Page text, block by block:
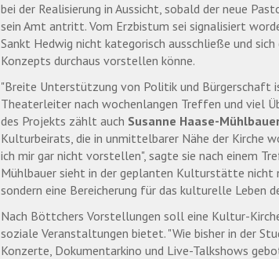
bei der Realisierung in Aussicht, sobald der neue
sein Amt antritt. Vom Erzbistum sei signalisiert
Sankt Hedwig nicht kategorisch ausschließe und
Konzepts durchaus vorstellen könne.
"Breite Unterstützung von Politik und Bürgerschaft
Theaterleiter nach wochenlangen Treffen und viel
des Projekts zählt auch Susanne Haase-
Kulturbeirats, die in unmittelbarer Nähe der Kirche
ich mir gar nicht vorstellen", sagte sie nach einem
Mühlbauer sieht in der geplanten Kulturstätte nicht
sondern eine Bereicherung für das kulturelle Leben
Nach Böttchers Vorstellungen soll eine Kultur-
soziale Veranstaltungen bietet. "Wie bisher in der
Konzerte, Dokumentarkino und Live-Talkshows